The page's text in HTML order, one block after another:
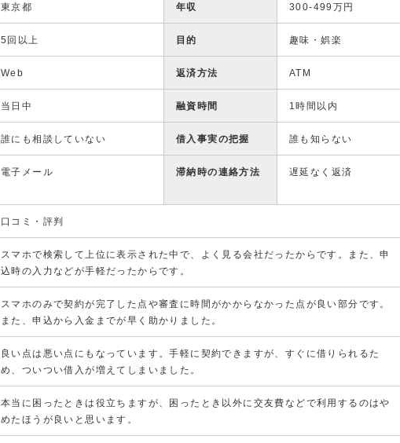
東京都 年収 300-499万円
5回以上 目的 趣味・娯楽
Web 返済方法 ATM
当日中 融資時間 1時間以内
誰にも相談していない 借入事実の把握 誰も知らない
電子メール 滞納時の連絡方法 遅延なく返済
口コミ・評判
スマホで検索して上位に表示された中で、よく見る会社だったからです。また、申
込時の入力などが手軽だったからです。
スマホのみで契約が完了した点や審査に時間がかからなかった点が良い部分です。
また、申込から入金までが早く助かりました。
良い点は悪い点にもなっています。手軽に契約できますが、すぐに借りられるた
め、ついつい借入が増えてしまいました。
本当に困ったときは役立ちますが、困ったとき以外に交友費などで利用するのはや
めたほうが良いと思います。